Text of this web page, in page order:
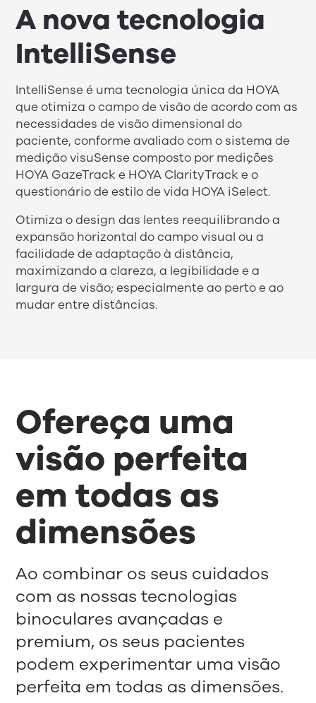
A nova tecnologia
IntelliSense
IntelliSense é uma tecnologia única da HOYA
que otimiza o campo de visão de acordo com as
necessidades de visão dimensional do
paciente, conforme avaliado com o sistema de
medição visuSense composto por medições
HOYA GazeTrack e HOYA ClarityTrack e o
questionário de estilo de vida HOYA iSelect.
Otimiza o design das lentes reequilibrando a
expansão horizontal do campo visual ou a
facilidade de adaptação à distância,
maximizando a clareza, a legibilidade e a
largura de visão; especialmente ao perto e ao
mudar entre distâncias.
Ofereça uma
visão perfeita
em todas as
dimensões
Ao combinar os seus cuidados
com as nossas tecnologias
binoculares avançadas e
premium, os seus pacientes
podem experimentar uma visão
perfeita em todas as dimensões.